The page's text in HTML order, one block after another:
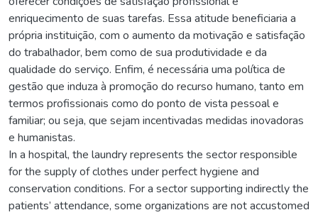
enriquecimento de suas tarefas. Essa atitude beneficiaria a
própria instituição, com o aumento da motivação e satisfação
do trabalhador, bem como de sua produtividade e da
qualidade do serviço. Enfim, é necessária uma política de
gestão que induza à promoção do recurso humano, tanto em
termos profissionais como do ponto de vista pessoal e
familiar; ou seja, que sejam incentivadas medidas inovadoras
e humanistas.
In a hospital, the laundry represents the sector responsible
for the supply of clothes under perfect hygiene and
conservation conditions. For a sector supporting indirectly the
patients’ attendance, some organizations are not accustomed